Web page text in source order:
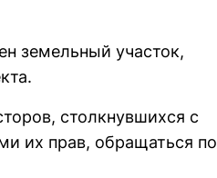
земельный участок,
столкнувшихся с
их прав, обращаться по